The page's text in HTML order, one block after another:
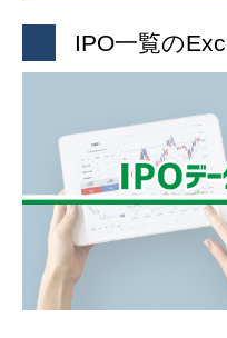
IPO一覧の